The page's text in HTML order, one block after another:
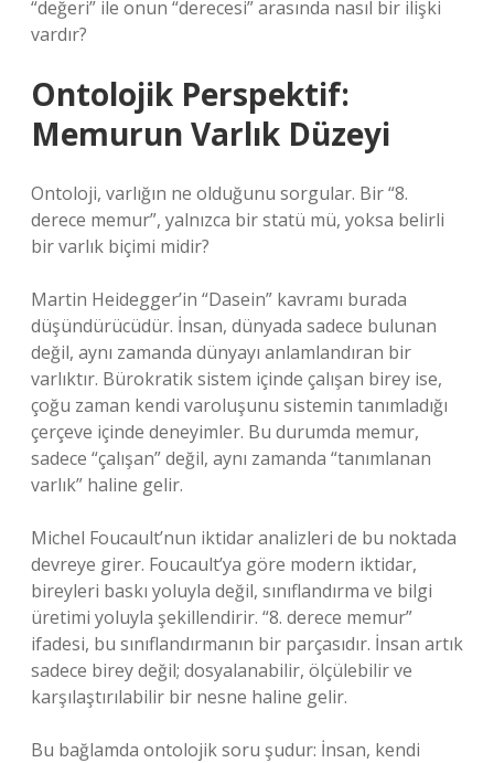
“değeri” ile onun “derecesi” arasında nasıl bir ilişki
vardır?
Ontolojik Perspektif:
Memurun Varlık Düzeyi
Ontoloji, varlığın ne olduğunu sorgular. Bir “8.
derece memur”, yalnızca bir statü mü, yoksa belirli
bir varlık biçimi midir?
Martin Heidegger’in “Dasein” kavramı burada
düşündürücüdür. İnsan, dünyada sadece bulunan
değil, aynı zamanda dünyayı anlamlandıran bir
varlıktır. Bürokratik sistem içinde çalışan birey ise,
çoğu zaman kendi varoluşunu sistemin tanımladığı
çerçeve içinde deneyimler. Bu durumda memur,
sadece “çalışan” değil, aynı zamanda “tanımlanan
varlık” haline gelir.
Michel Foucault’nun iktidar analizleri de bu noktada
devreye girer. Foucault’ya göre modern iktidar,
bireyleri baskı yoluyla değil, sınıflandırma ve bilgi
üretimi yoluyla şekillendirir. “8. derece memur”
ifadesi, bu sınıflandırmanın bir parçasıdır. İnsan artık
sadece birey değil; dosyalanabilir, ölçülebilir ve
karşılaştırılabilir bir nesne haline gelir.
Bu bağlamda ontolojik soru şudur: İnsan, kendi